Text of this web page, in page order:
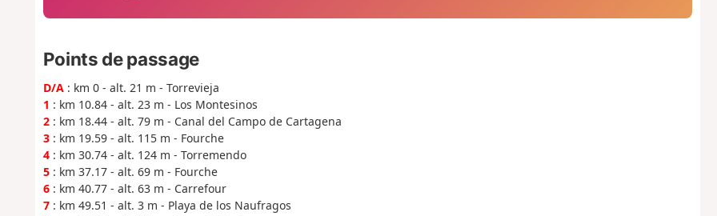
Points de passage
D/A: km 0 - alt. 21 m - Torrevieja
1 : km 10.84 - alt. 23 m - Los Montesinos
2: km 18.44 - alt. 79 m - Canal del Campo de Cartagena
3: km 19.59 - alt. 115 m - Fourche
4: km 30.74 - alt. 124 m - Torremendo
5: km 37.17 - alt. 69 m - Fourche
6: km 40.77 - alt. 63 m - Carrefour
7: km 49.51 - alt. 3 m - Playa de los Naufragos